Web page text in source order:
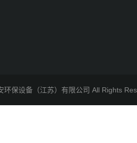
环保设备（江苏）有限公司 All Rights